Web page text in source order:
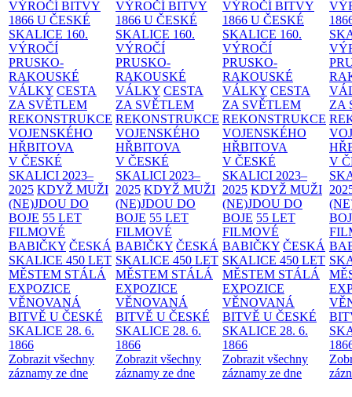
VÝROČÍ BITVY
1866 U ČESKÉ
SKALICE 160.
VÝROČÍ
PRUSKO-
RAKOUSKÉ
VÁLKY CESTA
ZA SVĚTLEM
REKONSTRUKCE
VOJENSKÉHO
HŘBITOVA
V ČESKÉ
SKALICI 2023–
2025 KDYŽ MUŽI
(NE)JDOU DO
BOJE 55 LET
FILMOVÉ
BABIČKY ČESKÁ
SKALICE 450 LET
MĚSTEM STÁLÁ
EXPOZICE
VĚNOVANÁ
BITVĚ U ČESKÉ
SKALICE 28. 6.
1866
Zobrazit všechny
záznamy ze dne
VÝROČÍ BITVY
1866 U ČESKÉ
SKALICE 160.
VÝROČÍ
PRUSKO-
RAKOUSKÉ
VÁLKY CESTA
ZA SVĚTLEM
REKONSTRUKCE
VOJENSKÉHO
HŘBITOVA
V ČESKÉ
SKALICI 2023–
2025 KDYŽ MUŽI
(NE)JDOU DO
BOJE 55 LET
FILMOVÉ
BABIČKY ČESKÁ
SKALICE 450 LET
MĚSTEM STÁLÁ
EXPOZICE
VĚNOVANÁ
BITVĚ U ČESKÉ
SKALICE 28. 6.
1866
Zobrazit všechny
záznamy ze dne
VÝROČÍ BITVY
1866 U ČESKÉ
SKALICE 160.
VÝROČÍ
PRUSKO-
RAKOUSKÉ
VÁLKY CESTA
ZA SVĚTLEM
REKONSTRUKCE
VOJENSKÉHO
HŘBITOVA
V ČESKÉ
SKALICI 2023–
2025 KDYŽ MUŽI
(NE)JDOU DO
BOJE 55 LET
FILMOVÉ
BABIČKY ČESKÁ
SKALICE 450 LET
MĚSTEM STÁLÁ
EXPOZICE
VĚNOVANÁ
BITVĚ U ČESKÉ
SKALICE 28. 6.
1866
Zobrazit všechny
záznamy ze dne
ZA
V